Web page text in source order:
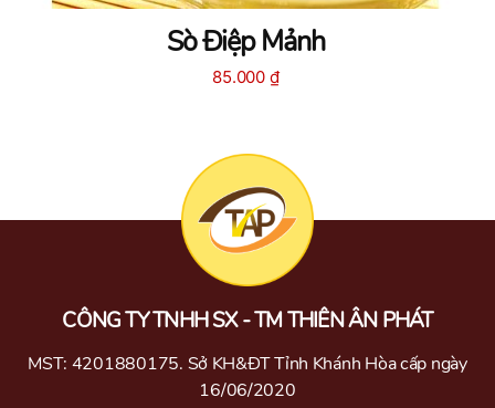
Sò Điệp Mảnh
85.000 ₫
CÔNG TY TNHH SX - TM THIÊN ÂN PHÁT
MST: 4201880175. Sở KH&ĐT Tỉnh Khánh Hòa cấp ngày
16/06/2020